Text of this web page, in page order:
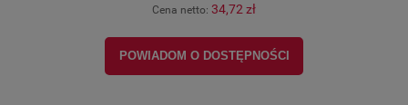
Cena netto: 34,72 zł
POWIADOM O DOSTĘPNOŚCI